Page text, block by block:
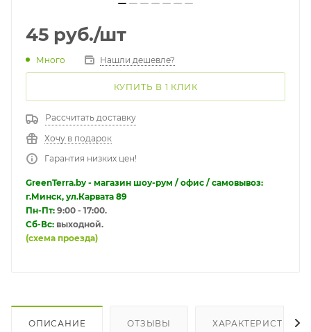
45 руб./шт
Много Нашли дешевле?
КУПИТЬ В 1 КЛИК
Рассчитать доставку
Хочу в подарок
Гарантия низких цен!
GreenTerra.by - магазин шоу-рум / офис / самовывоз:
г.Минск, ул.Карвата 89
Пн-Пт: 9:00 - 17:00.
Сб-Вс: выходной.
(схема проезда)
ОПИСАНИЕ ОТЗЫВЫ ХАРАКТЕРИСТИКИ